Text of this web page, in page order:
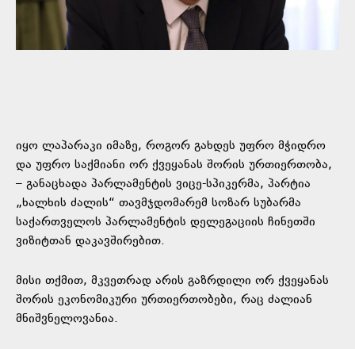
იყო ლაპარაკი იმაზე, როგორ გახდეს უფრო მჭიდრო
და უფრო საქმიანი ორ ქვეყანას შორის ურთიერთობა,
– განაცხადა პარლამენტის ვიცე-სპიკერმა, პარტია
„ხალხის ძალის“ თავმჯდომარემ სოზარ სუბარმა
საქართველოს პარლამენტის დელეგაციის ჩინეთში
ვიზიტთან დაკავშირებით.
მისი თქმით, მკვეთრად არის გაზრდილი ორ ქვეყანას
შორის ეკონომიკური ურთიერთობები, რაც ძალიან
მნიშვნელოვანია.